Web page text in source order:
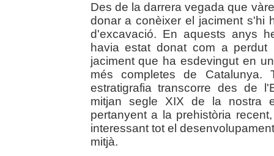
Des de la darrera vegada que
donar a conèixer el jaciment s'hi
d'excavació. En aquests anys
havia estat donat com a
jaciment que ha esdevingut en
més completes de
estratigrafia transcorre des de
mitjan segle XIX de la nostra
pertanyent a la prehistòria
interessant tot el
mitjà.